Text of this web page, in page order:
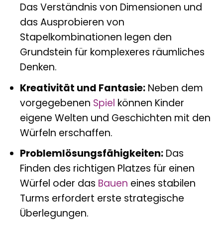
Das Verständnis von Dimensionen und
das Ausprobieren von
Stapelkombinationen legen den
Grundstein für komplexeres räumliches
Denken.
Kreativität und Fantasie:Neben dem
vorgegebenen Spiel können Kinder
eigene Welten und Geschichten mit den
Würfeln erschaffen.
Problemlösungsfähigkeiten:Das
Finden des richtigen Platzes für einen
Würfel oder das Bauen eines stabilen
Turms erfordert erste strategische
Überlegungen.